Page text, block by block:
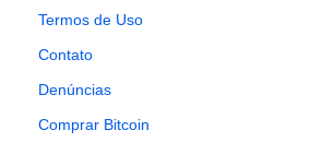
Termos de Uso
Contato
Denúncias
Comprar Bitcoin